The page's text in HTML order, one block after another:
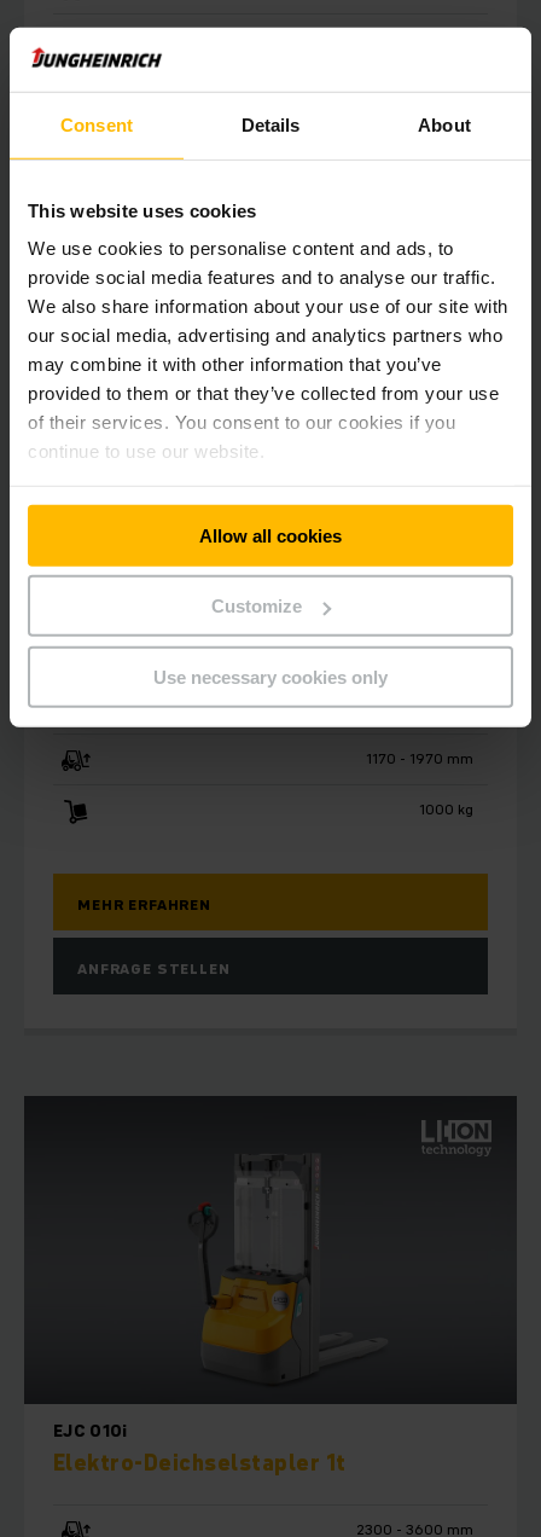
Consent Details About
This website uses cookies
We use cookies to personalise content and ads, to
provide social media features and to analyse our traffic.
We also share information about your use of our site with
our social media, advertising and analytics partners who
may combine it with other information that you’ve
provided to them or that they’ve collected from your use
of their services. You consent to our cookies if you
continue to use our website.
Allow all cookies
Customize
Use necessary cookies only
MEHR ERFAHREN
Elektro-Deichselstapler 1t
1170 - 1970 mm
1000 kg
MEHR ERFAHREN
ANFRAGE STELLEN
EJC 010i
Elektro-Deichselstapler 1t
2300 - 3600 mm